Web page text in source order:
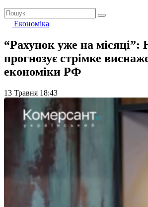
Економіка
“Рахунок уже на місяці”:
прогнозує стрімке
економіки РФ
13 Травня 18:43